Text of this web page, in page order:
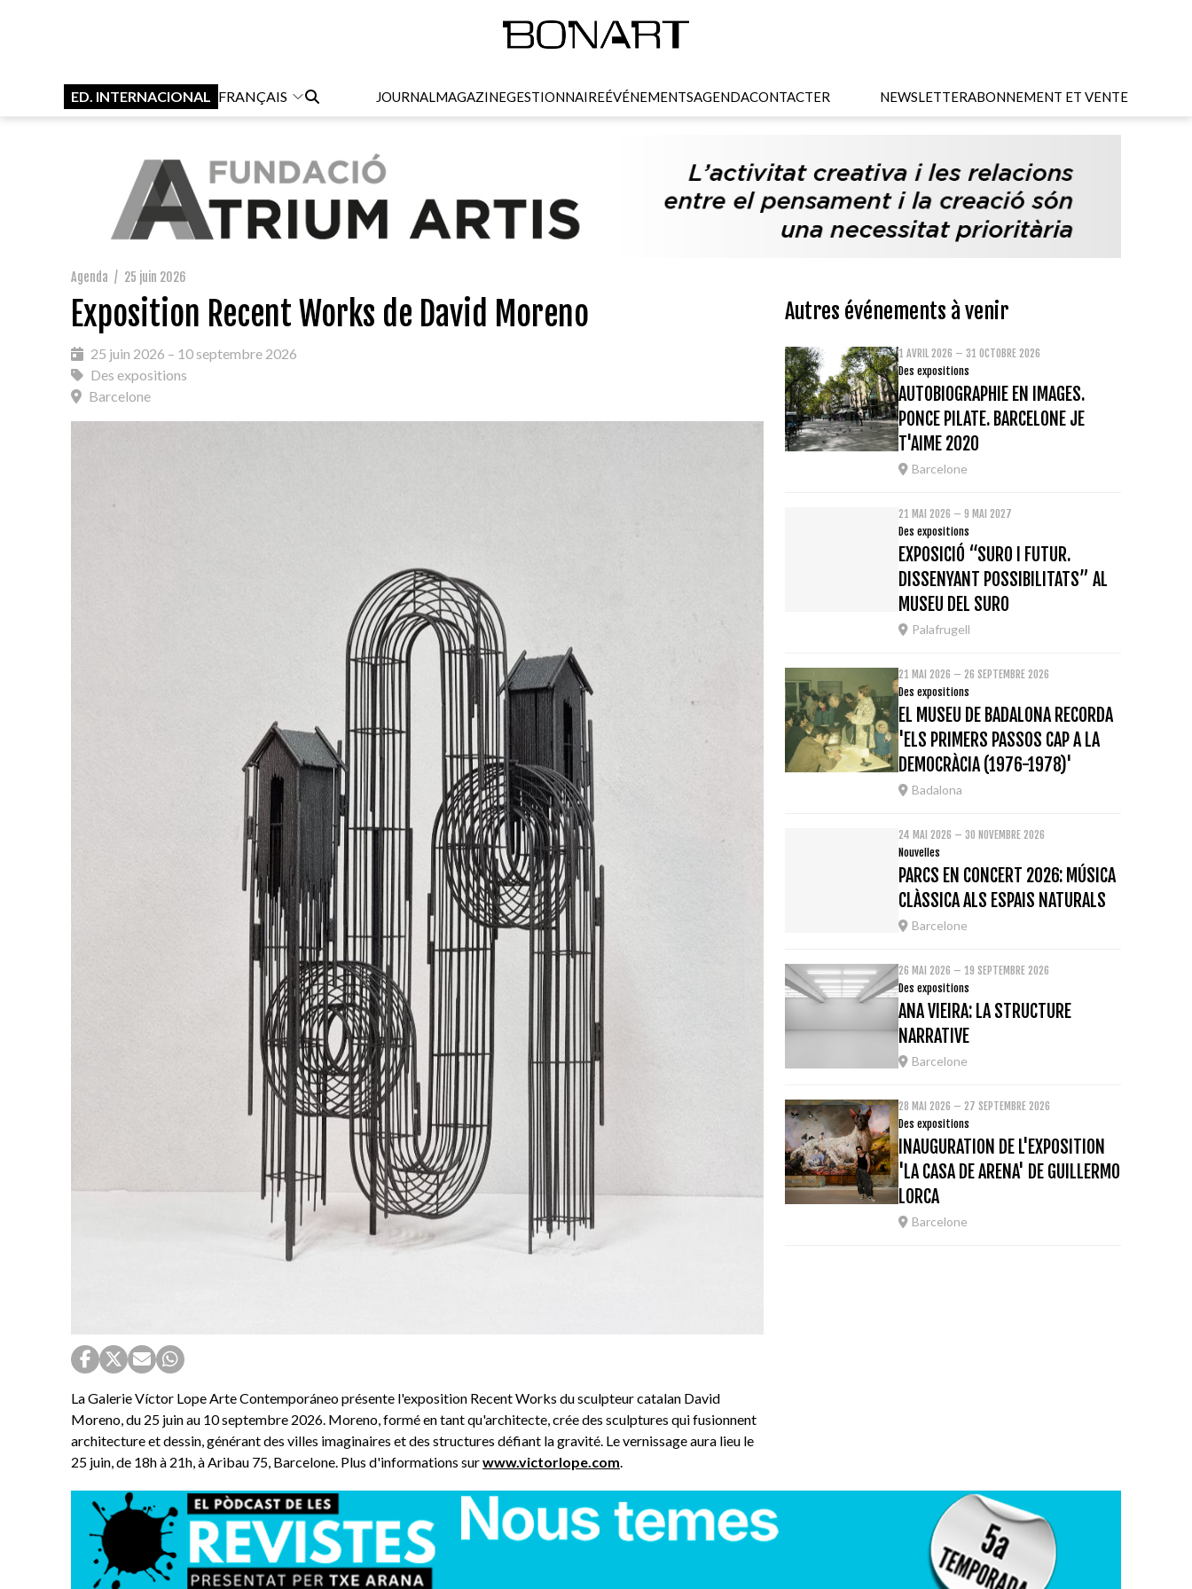
ED. INTERNACIONAL FRANÇAIS JOURNALMAGAZINEGESTIONNAIREÉVÉNEMENTSAGENDACONTACTER NEWSLETTERABONNEMENT ET VENTE
Agenda / 25 juin 2026
Exposition Recent Works de David Moreno
25 juin 2026 – 10 septembre 2026
Des expositions
Barcelone
La Galerie Víctor Lope Arte Contemporáneo présente l'exposition Recent Works du sculpteur catalan David
Moreno, du 25 juin au 10 septembre 2026. Moreno, formé en tant qu'architecte, crée des sculptures qui fusionnent
architecture et dessin, générant des villes imaginaires et des structures défiant la gravité. Le vernissage aura lieu le
25 juin, de 18h à 21h, à Aribau 75, Barcelone. Plus d'informations surwww.victorlope.com.
Autres événements à venir
1 AVRIL 2026 – 31 OCTOBRE 2026
Des expositions
AUTOBIOGRAPHIE EN IMAGES.
PONCE PILATE. BARCELONE JE
T'AIME 2020
Barcelone
21 MAI 2026 – 9 MAI 2027
Des expositions
EXPOSICIÓ “SURO I FUTUR.
DISSENYANT POSSIBILITATS” AL
MUSEU DEL SURO
Palafrugell
21 MAI 2026 – 26 SEPTEMBRE 2026
Des expositions
EL MUSEU DE BADALONA RECORDA
'ELS PRIMERS PASSOS CAP A LA
DEMOCRÀCIA (1976-1978)'
Badalona
24 MAI 2026 – 30 NOVEMBRE 2026
Nouvelles
PARCS EN CONCERT 2026: MÚSICA
CLÀSSICA ALS ESPAIS NATURALS
Barcelone
26 MAI 2026 – 19 SEPTEMBRE 2026
Des expositions
ANA VIEIRA: LA STRUCTURE
NARRATIVE
Barcelone
28 MAI 2026 – 27 SEPTEMBRE 2026
Des expositions
INAUGURATION DE L'EXPOSITION
'LA CASA DE ARENA' DE GUILLERMO
LORCA
Barcelone